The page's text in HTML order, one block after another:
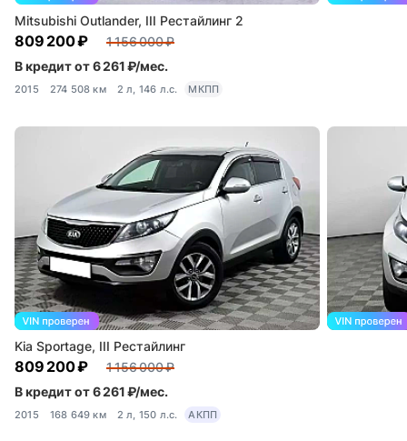
Mitsubishi Outlander, III Рестайлинг 2
809 200 ₽
1 156 000 ₽
В кредит от 6 261 ₽/мес.
2015 274 508 км 2 л, 146 л.с. МКПП
Kia Sportage, III Рестайлинг
809 200 ₽
1 156 000 ₽
В кредит от 6 261 ₽/мес.
2015 168 649 км 2 л, 150 л.с. АКПП